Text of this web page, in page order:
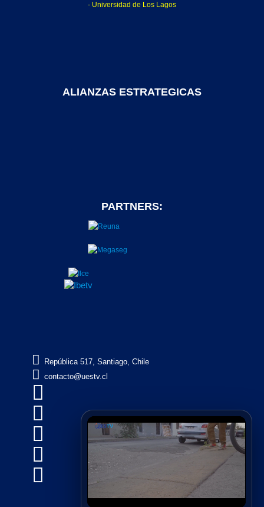
- Universidad de Los Lagos
ALIANZAS ESTRATEGICAS
PARTNERS:
 República 517, Santiago, Chile
 contacto@uestv.cl




